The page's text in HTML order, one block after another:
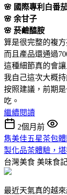
🌸 國際專利白番
🌸 余甘子
🌸 菸鹼醯胺
算是很完整的複
而且產品還通過
這種細節真的會
我自己這次大概持
按照建議，前期
吃。
繼續閱讀
2個月前
雋美佳五星茶包
製化品茶體驗，
台灣美食 美味食
最近天氣真的越